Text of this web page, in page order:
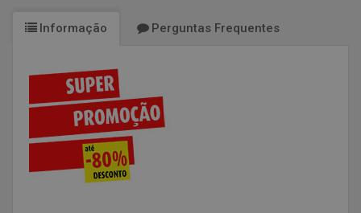
Informação Perguntas Frequentes